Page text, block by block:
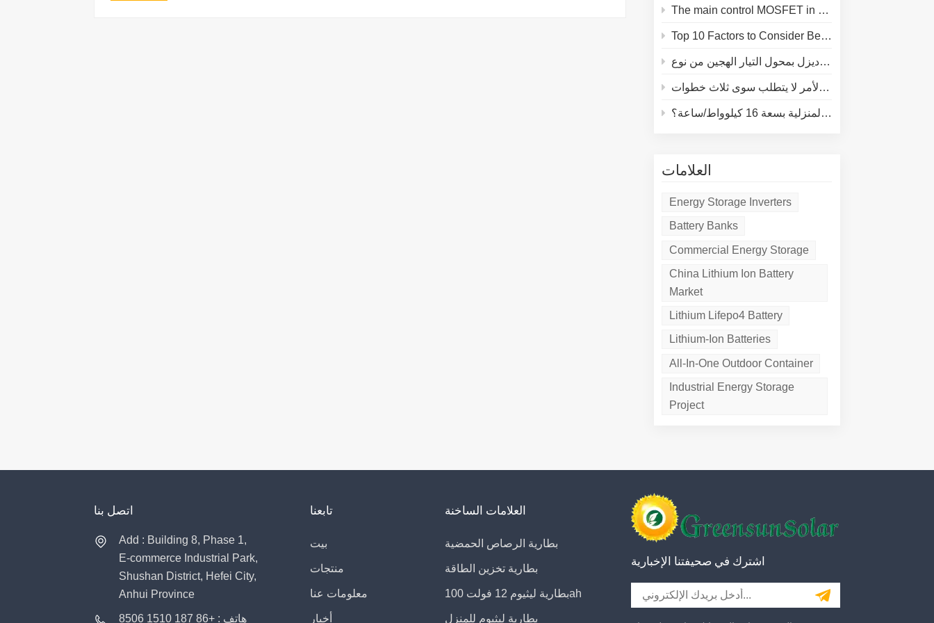
The main control MOSFET in energy storage batteries plays three core roles in BMS safety
Top 10 Factors to Consider Before Buying a Energy Storage System
كيفية توصيل نظام تخزين الطاقة المنزلية بسعة 16 كيلوواط/ساعة؟
العلامات
Energy Storage Inverters
Battery Banks
Commercial Energy Storage
China Lithium Ion Battery
Market
Lithium Lifepo4 Battery
Lithium-Ion Batteries
All-In-One Outdoor Container
Industrial Energy Storage
Project
اتصل بنا
Add : Building 8, Phase 1,
E-commerce Industrial Park,
Shushan District, Hefei City,
Anhui Province
هاتف : +86 187 1510 8506
تابعنا
بيت
منتجات
معلومات عنا
أخبار
العلامات الساخنة
بطارية الرصاص الحمضية
بطارية تخزين الطاقة
بطارية ليثيوم 12 فولت 100ah
بطارية ليثيوم للمنزل
اشترك في صحيفتنا الإخبارية